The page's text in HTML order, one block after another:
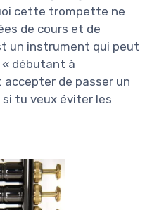
cette trompette ne
de cours et de
un instrument qui peut
débutant à
de passer un
tu veux éviter les